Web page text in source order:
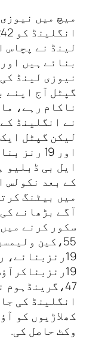
میچ میں‌
بنائے ہیں‌
نیوزی لینڈ
گپٹل آج اپنے
ناکام رہے،
نے انگلینڈ
لیکن گپٹل
اور 19
ایل بی ڈبلیو
کے بعد نکولس
میں بیٹنگ
آگے بڑھانے
سکور کرنے
وکٹ حاصل کی.